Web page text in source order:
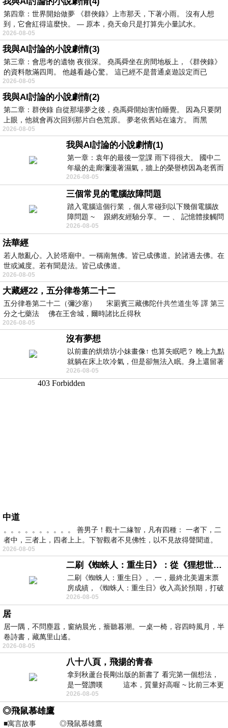
第四章：世界開始做夢 《群俠錄》上市那天，下著小雨。 沒有人想
到，它會紅得這麼快。 — 原本，堯天命只是打算先小量試水。
2026-08-05
我與AI討論的小說劇情(3)
第三章：會思考的遺物 夜很深。 堯禹舜坐在房間地板上，《群俠錄》
的資料散滿四周。 他越看越心驚。 這已經不是普通桌遊設定而已
2026-08-05
我與AI討論的小說劇情(2)
第二章：群俠錄 自從那場夢之後，堯禹舜開始害怕睡覺。 因為只要閉
上眼，他就會再次回到那片白色荒原。 夢老依舊站在遠方。 而黑
2026-08-05
我與AI討論的小說劇情(1)
第一章：袁年的最後一堂課 雨下得很大。 國中二
年級的走廊瀰漫著濕氣，牆上的榮譽榜因為老舊而
微微捲起。 堯禹舜站在辦公室外，手
2026-08-05
三個常見的電腦故障問題
踏入電腦這個行業 ，個人常碰到以下幾個電腦故
障問題 ~ 跟網友經驗分享。 一 、 記憶體接觸問
題 : 記憶體即
2026-08-05
法華經
若人散亂心。入於塔廟中。一稱南無佛。皆已成佛道。於諸過去佛。在
世或滅度。若有聞是法。皆已成佛道。
2026-08-05
大藏經22，五分律卷第二十二
五分律卷第二十二（彌沙塞） 宋罽賓三藏佛陀什共竺道生等 譯 第三
分之七藥法 佛在王舍城，爾時諸比丘得秋
2026-08-05
沒有夢想
以前畫的烘焙坊小妹畫像↑ 也算失眠吧？ 晚上九點
就躺在床上吹冷氣，但是卻無法入眠。身上還留著
四點多跑的六公里的疲
2026-08-05
中道
。。。。。。。。。。 善男子！觀十二緣智，凡有四種： 一者下，二
者中，三者上，四者上上。下智觀者不見佛性，以不見故得聲聞道。
2026-08-05
二刷《蜘蛛人：重生日》：從《狸想世界》到《怪奇物語》
二刷《蜘蛛人：重生日》。.一，最終北美週末票
房成績，《蜘蛛人：重生日》收入高於預期，打破
《復仇者聯盟：終局之戰》記錄，成為
2026-08-05
居
居一隅，不問塵囂，窗納晨光，簷聽暮潮。一桌一椅，容四時風月，半
卷詩書，藏萬里山遙。
2026-08-05
八十八頁，飛揚的青春
拿到秋蘆台長剛出版的新書了 看完第一個想法，
是一聲讚嘆 這本，質量好高喔 ~ 比前三本更
勝一
2026-08-05
◎飛鼠慕雄鷹
■寓言故事 ◎飛鼠慕雄鷹